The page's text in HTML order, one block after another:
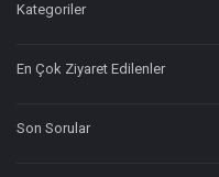
Kategoriler
En Çok Ziyaret Edilenler
Son Sorular